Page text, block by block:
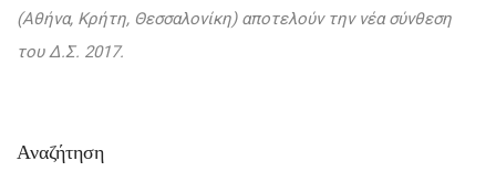
(Αθήνα, Κρήτη, Θεσσαλονίκη) αποτελούν την νέα σύνθεση
του Δ.Σ. 2017.
Αναζήτηση